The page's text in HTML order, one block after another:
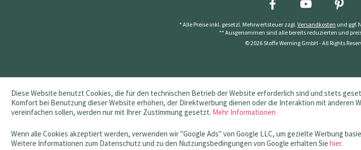
* Alle Preise inkl. gesetzl. Mehrwertsteuer zzgl. Versandkosten und ggf.
** Ausgenommen sind alle bereits reduzierten und
© 2026 Stoffe Werning GmbH - All Rights
Diese Website benutzt Cookies, die für den technischen Betrieb der Website erforderlich sind und stets
Komfort bei Benutzung dieser Website erhöhen, der Direktwerbung dienen oder die Interaktion mit anderen
vereinfachen sollen, werden nur mit Ihrer Zustimmung gesetzt. Mehr Informationen
Wenn alle Cookies akzeptiert werden, verwenden wir "Google Ads" von Google LLC, um gezielte Werbung
Weitere Informationen zum Datenschutz und zu den Nutzungsbedingungen von Google erhalten Sie hier.